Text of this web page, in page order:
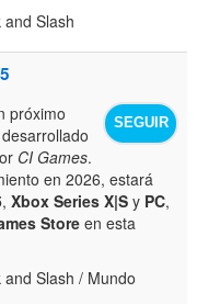
and Slash
SEGUIR
próximo
desarrollado
CI Games.
en 2026, estará
,Xbox Series X|S y PC,
Store en esta
Slash / Mundo